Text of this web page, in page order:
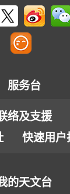
服务台
络及支援
快速用户
的天文台